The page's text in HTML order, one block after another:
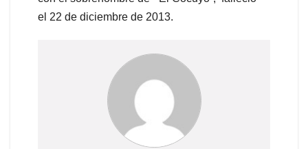
el 22 de diciembre de 2013.